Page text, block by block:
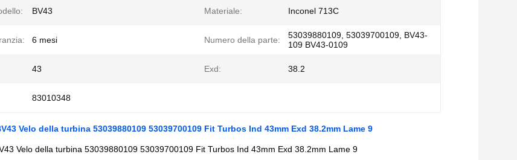
BV43 Materiale: Inconel 713C
6 mesi Numero della parte:
53039880109, 53039700109, BV43-
109 BV43-0109
43 Exd: 38.2
83010348
Velo della turbina 53039880109 53039700109 Fit Turbos Ind 43mm Exd 38.2mm Lame 9
Velo della turbina 53039880109 53039700109 Fit Turbos Ind 43mm Exd 38.2mm Lame 9